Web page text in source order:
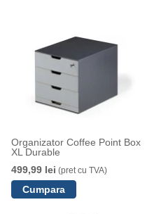
Organizator Coffee Point Box
XL Durable
499,99 lei (pret cu TVA)